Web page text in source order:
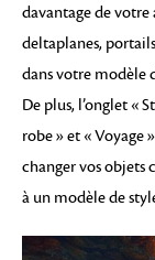
davantage de votre
deltaplanes,
dans votre modèle
De plus, l’onglet «
robe » et « Voyage
changer vos objets
à un modèle de